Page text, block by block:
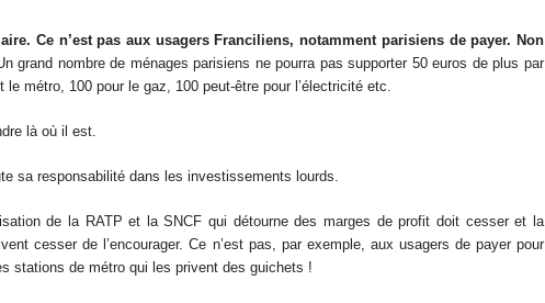
Ce n’est pas aux usagers Franciliens, notamment parisiens de payer. Non
grand nombre de ménages parisiens ne pourra pas supporter 50 euros de plus par
le métro, 100 pour le gaz, 100 peut-être pour l’électricité etc.
là où il est.
sa responsabilité dans les investissements lourds.
de la RATP et la SNCF qui détourne des marges de profit doit cesser et la
cesser de l’encourager. Ce n’est pas, par exemple, aux usagers de payer pour
stations de métro qui les privent des guichets !